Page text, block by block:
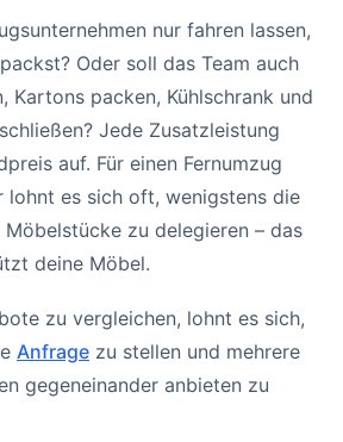
nur fahren lassen,
Oder soll das Team auch
Kartons packen, Kühlschrank und
Jede Zusatzleistung
auf. Für einen Fernumzug
lohnt es sich oft, wenigstens die
zu delegieren – das
deine Möbel.
zu vergleichen, lohnt es sich,
Anfrage zu stellen und mehrere
gegeneinander anbieten zu